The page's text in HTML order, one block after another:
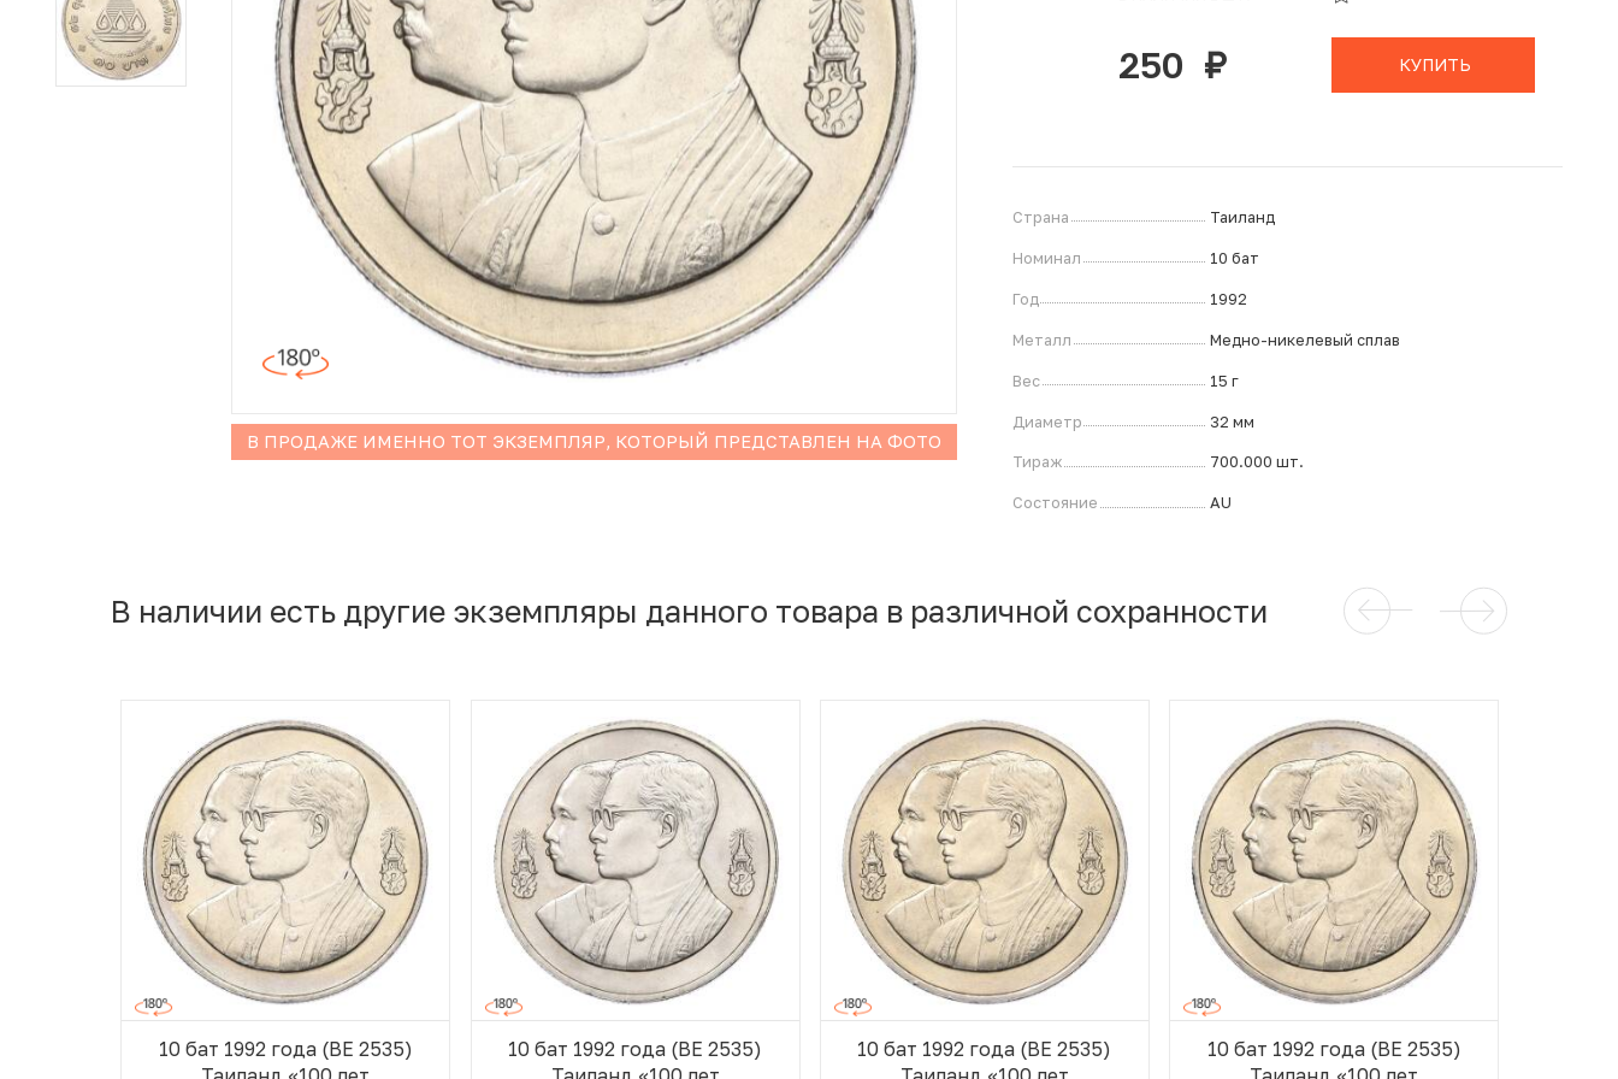
Иностранные монеты
Неофициальные выпуски монет (Unusual)
Античные и средневековые монеты
В ПРОДАЖЕ ИМЕННО ТОТ ЭКЗЕМПЛЯР, КОТОРЫЙ ПРЕДСТАВЛЕН НА ФОТО
250 руб. КУПИТЬ
Страна Таиланд
Номинал 10 бат
Год 1992
Металл Медно-никелевый сплав
Вес 15 г
Диаметр 32 мм
Тираж 700.000 шт.
Состояние AU
В наличии есть другие экземпляры данного товара в различной сохранности
10 бат 1992 года (BE 2535)
10 бат 1992 года (BE 2535)
10 бат 1992 года (BE 2535)
10 бат 1992 года (BE 2535)